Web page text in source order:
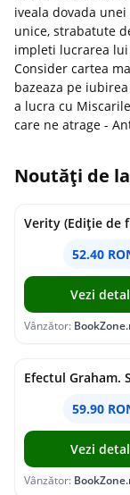
iveala dovada
unice, strabatute
impleti lucrarea
Consider cartea
bazeaza pe
a lucra cu
care ne atrage -
Noutăți de
Verity (Ediție de
52.40
Vezi
Vânzător:
59.90
Vezi
Vânzător: